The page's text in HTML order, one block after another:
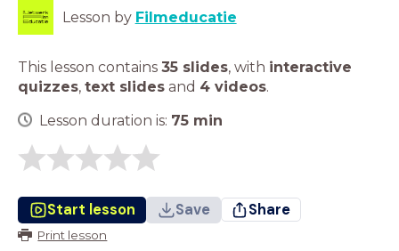
Lesson by Filmeducatie
This lesson contains 35 slides, with interactive
quizzes, text slides and 4 videos.
Lesson duration is: 75 min
Start lesson Save Share
Print lesson